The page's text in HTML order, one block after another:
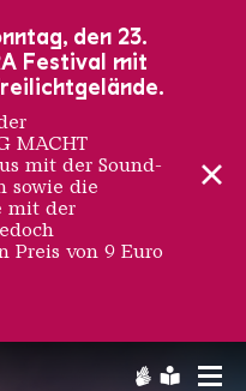
den 23.
Festival mit
MACHT
mit der Sound-
sowie die
mit der
Preis von 9 Euro